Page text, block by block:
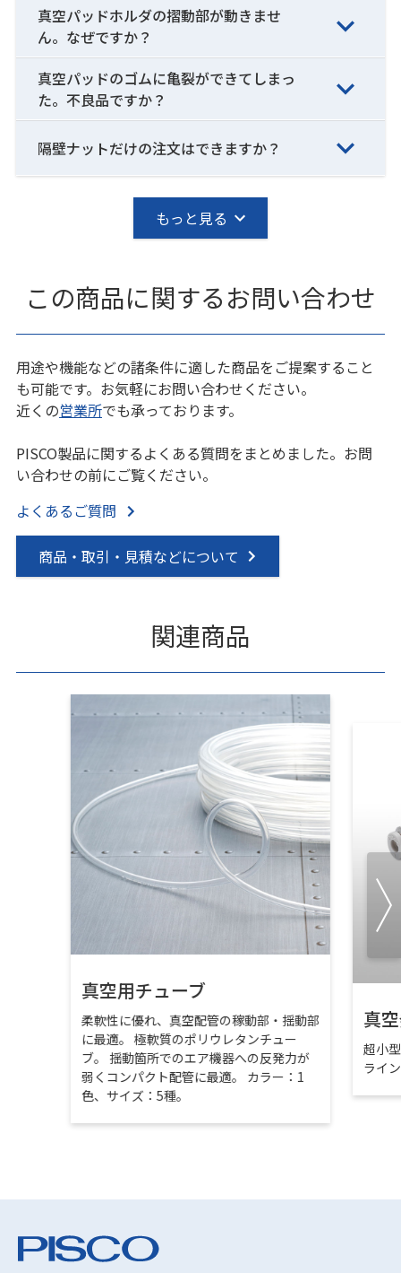
真空パッドホルダの摺動部が動きませ
ん。なぜですか？
真空パッドのゴムに亀裂ができてしまっ
た。不良品ですか？
隔壁ナットだけの注文はできますか？
もっと見る
この商品に関するお問い合わせ
用途や機能などの諸条件に適した商品をご提案すること
も可能です。お気軽にお問い合わせください。
近くの営業所でも承っております。
PISCO製品に関するよくある質問をまとめました。お問
い合わせの前にご覧ください。
よくあるご質問
商品・取引・見積などについて
関連商品
真空用チューブ
柔軟性に優れ、真空配管の稼動部・揺動部
に最適。 極軟質のポリウレタンチュー
ブ。 揺動箇所でのエア機器への反発力が
弱くコンパクト配管に最適。 カラー：1
色、サイズ：5種。
真
超小
ライ